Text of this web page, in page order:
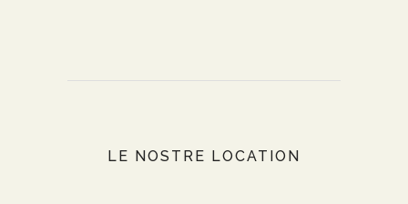
LE NOSTRE LOCATION